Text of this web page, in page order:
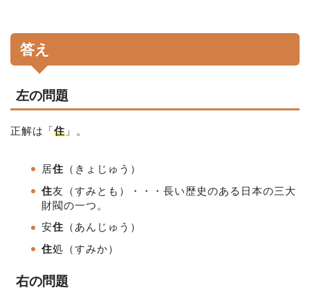
答え
左の問題
正解は「住」。
居住 （きょじゅう）
住友（すみとも）・・・長い歴史のある日本の三大
財閥の一つ。
安住 （あんじゅう）
住処 （すみか）
右の問題